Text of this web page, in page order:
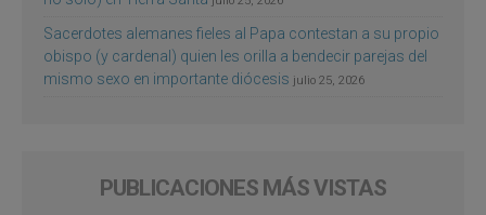
Sacerdotes alemanes fieles al Papa contestan a su propio
obispo (y cardenal) quien les orilla a bendecir parejas del
mismo sexo en importante diócesis julio 25, 2026
PUBLICACIONES MÁS VISTAS